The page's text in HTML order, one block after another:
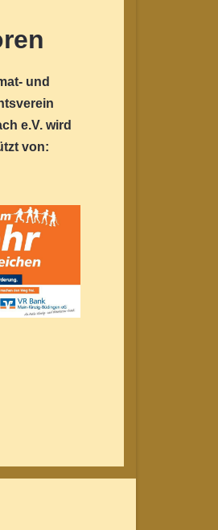
und
e.V. wird
von: